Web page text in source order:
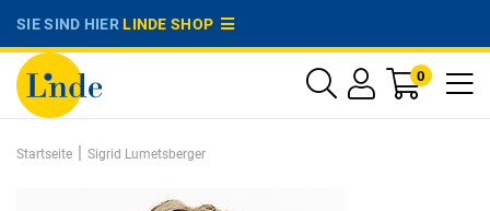
SIE SIND HIERLINDE SHOP
0
Startseite | Sigrid Lumetsberger